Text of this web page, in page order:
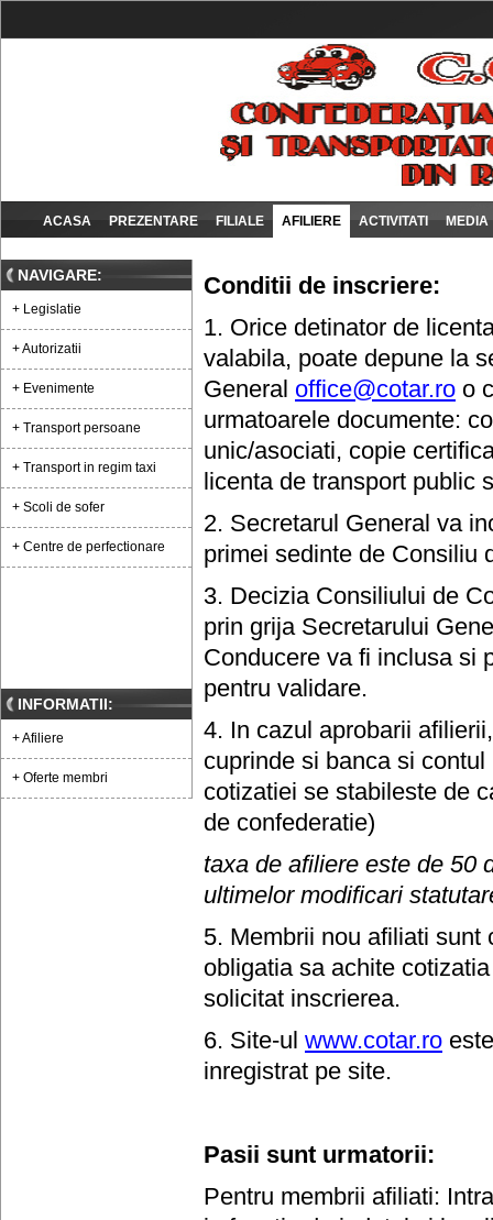
ACASA PREZENTARE FILIALE AFILIERE ACTIVITATI MEDIA
NAVIGARE:
+ Legislatie
+ Autorizatii
+ Evenimente
+ Transport persoane
+ Transport in regim taxi
+ Scoli de sofer
+ Centre de perfectionare
INFORMATII:
+ Afiliere
+ Oferte membri
Conditii de inscriere:
1. Orice detinator de
valabila, poate depune la
General office@cotar.ro o
urmatoarele documente:
unic/asociati, copie
licenta de transport public
2. Secretarul General va
primei sedinte de Consiliu
3. Decizia Consiliului de
prin grija Secretarului
Conducere va fi inclusa si
pentru validare.
4. In cazul aprobarii
cuprinde si banca si
cotizatiei se stabileste de
de confederatie)
taxa de afiliere este de 50
ultimelor modificari
5. Membrii nou afiliati sunt
obligatia sa achite
solicitat inscrierea.
6. Site-ul www.cotar.ro
inregistrat pe site.
Pasii sunt urmatorii:
Pentru membrii afiliati: